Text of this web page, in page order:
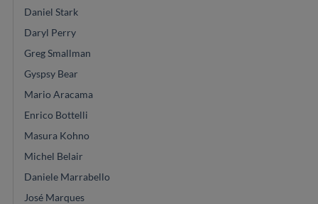
Daniel Stark
Daryl Perry
Greg Smallman
Gyspsy Bear
Mario Aracama
Enrico Bottelli
Masura Kohno
Michel Belair
Daniele Marrabello
José Marques